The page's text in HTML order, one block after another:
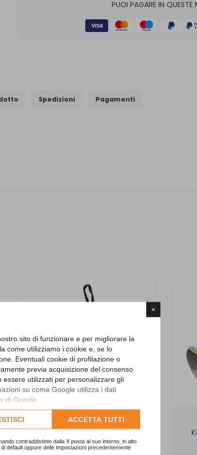
×
sito di funzionare e per migliorare la
come utilizziamo i cookie e, se lo
Eventuali cookie di profilazione o
previa acquisizione del consenso
utilizzati per personalizzare gli
su come Google utilizza i dati
di Google
ACCETTA TUTTI
contraddistinto dalla X posta al suo interno, in alto
default oppure delle impostazioni precedentemente
PUOI PAGARE IN
Spedizioni Pagamenti
Pendente Scorpione
CITI020A